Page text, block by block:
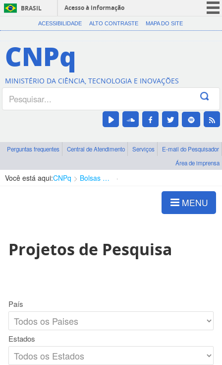
BRASIL
Acesso à informação
CORONAVÍRUS (COVID-19)
Canais
ACESSIBILIDADE ALTO CONTRASTE MAPA DO SITE
CNPq
MINISTÉRIO DA CIÊNCIA, TECNOLOGIA E INOVAÇÕES
Perguntas frequentes Central de Atendimento Serviços
E-mail do Pesquisador
Área de imprensa
Você está aqui:CNPq Bolsas e Auxílios Vigentes
MENU
Projetos de Pesquisa
País
Estados